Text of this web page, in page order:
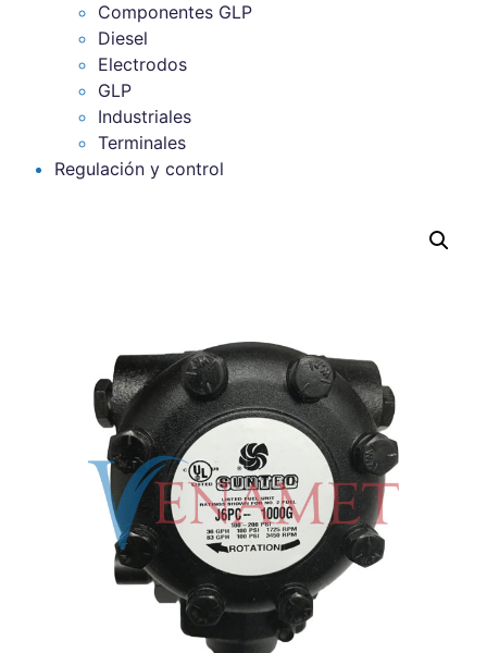
Componentes GLP
Diesel
Electrodos
GLP
Industriales
Terminales
Regulación y control